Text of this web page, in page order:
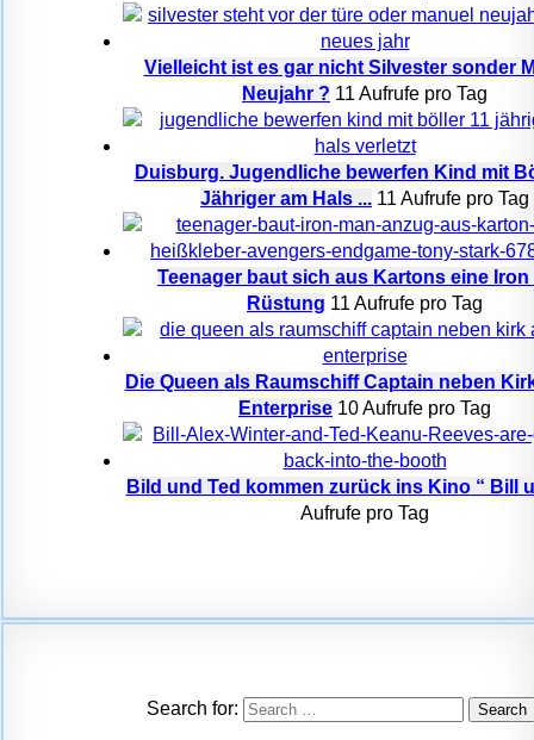
Vielleicht ist es gar nicht Silvester sonder
Neujahr ? 11 Aufrufe pro Tag
Duisburg. Jugendliche bewerfen Kind mit
Jähriger am Hals ... 11 Aufrufe pro Tag
Teenager baut sich aus Kartons eine Iron
Rüstung 11 Aufrufe pro Tag
Die Queen als Raumschiff Captain neben
Enterprise 10 Aufrufe pro Tag
Bild und Ted kommen zurück ins Kino “ Bill
Aufrufe pro Tag
Search for: